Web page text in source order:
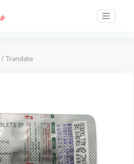
/ Trandate